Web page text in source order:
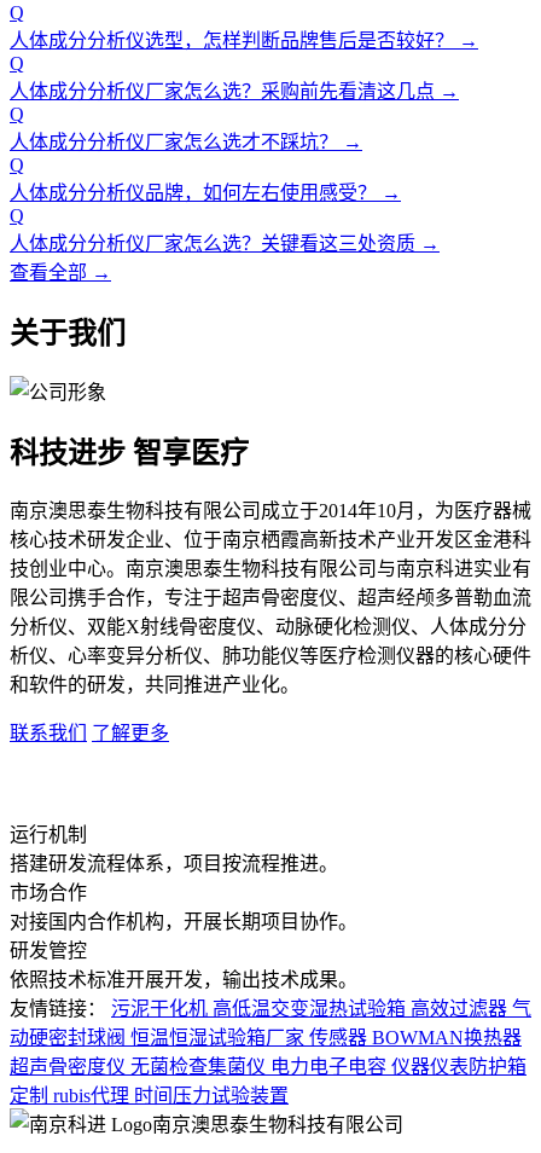
Q
人体成分分析仪选型，怎样判断品牌售后是否较好？
→
Q
人体成分分析仪厂家怎么选？采购前先看清这几点 →
Q
人体成分分析仪厂家怎么选才不踩坑？
→
Q
人体成分分析仪品牌，如何左右使用感受？
→
Q
人体成分分析仪厂家怎么选？关键看这三处资质 →
查看全部 →
关于我们
科技进步 智享医疗
南京澳思泰生物科技有限公司成立于2014年10月，为医疗器械
核心技术研发企业、位于南京栖霞高新技术产业开发区金港科
技创业中心。南京澳思泰生物科技有限公司与南京科进实业有
限公司携手合作，专注于超声骨密度仪、超声经颅多普勒血流
分析仪、双能X射线骨密度仪、动脉硬化检测仪、人体成分分
析仪、心率变异分析仪、肺功能仪等医疗检测仪器的核心硬件
和软件的研发，共同推进产业化。
联系我们 了解更多
运行机制
搭建研发流程体系，项目按流程推进。
市场合作
对接国内合作机构，开展长期项目协作。
研发管控
依照技术标准开展开发，输出技术成果。
友情链接：
污泥干化机 高低温交变湿热试验箱 高效过滤器 气
动硬密封球阀 恒温恒湿试验箱厂家 传感器 BOWMAN换热器
超声骨密度仪 无菌检查集菌仪 电力电子电容 仪器仪表防护箱
定制 rubis代理 时间压力试验装置
南京澳思泰生物科技有限公司